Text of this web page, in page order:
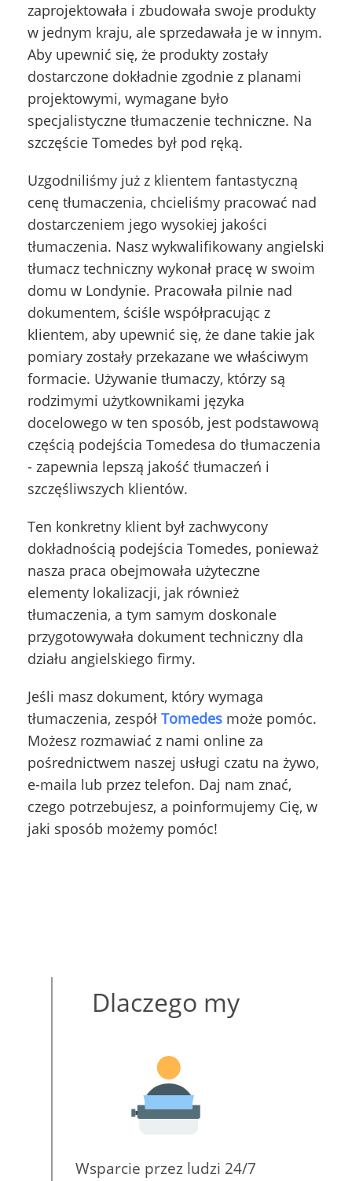
zaprojektowała i zbudowała swoje produkty
w jednym kraju, ale sprzedawała je w innym.
Aby upewnić się, że produkty zostały
dostarczone dokładnie zgodnie z planami
projektowymi, wymagane było
specjalistyczne tłumaczenie techniczne. Na
szczęście Tomedes był pod ręką.
Uzgodniliśmy już z klientem fantastyczną
cenę tłumaczenia, chcieliśmy pracować nad
dostarczeniem jego wysokiej jakości
tłumaczenia. Nasz wykwalifikowany angielski
tłumacz techniczny wykonał pracę w swoim
domu w Londynie. Pracowała pilnie nad
dokumentem, ściśle współpracując z
klientem, aby upewnić się, że dane takie jak
pomiary zostały przekazane we właściwym
formacie. Używanie tłumaczy, którzy są
rodzimymi użytkownikami języka
docelowego w ten sposób, jest podstawową
częścią podejścia Tomedesa do tłumaczenia
- zapewnia lepszą jakość tłumaczeń i
szczęśliwszych klientów.
Ten konkretny klient był zachwycony
dokładnością podejścia Tomedes, ponieważ
nasza praca obejmowała użyteczne
elementy lokalizacji, jak również
tłumaczenia, a tym samym doskonale
przygotowywała dokument techniczny dla
działu angielskiego firmy.
Jeśli masz dokument, który wymaga
tłumaczenia, zespół Tomedes może pomóc.
Możesz rozmawiać z nami online za
pośrednictwem naszej usługi czatu na żywo,
e-maila lub przez telefon. Daj nam znać,
czego potrzebujesz, a poinformujemy Cię, w
jaki sposób możemy pomóc!
Dlaczego my
Wsparcie przez ludzi 24/7